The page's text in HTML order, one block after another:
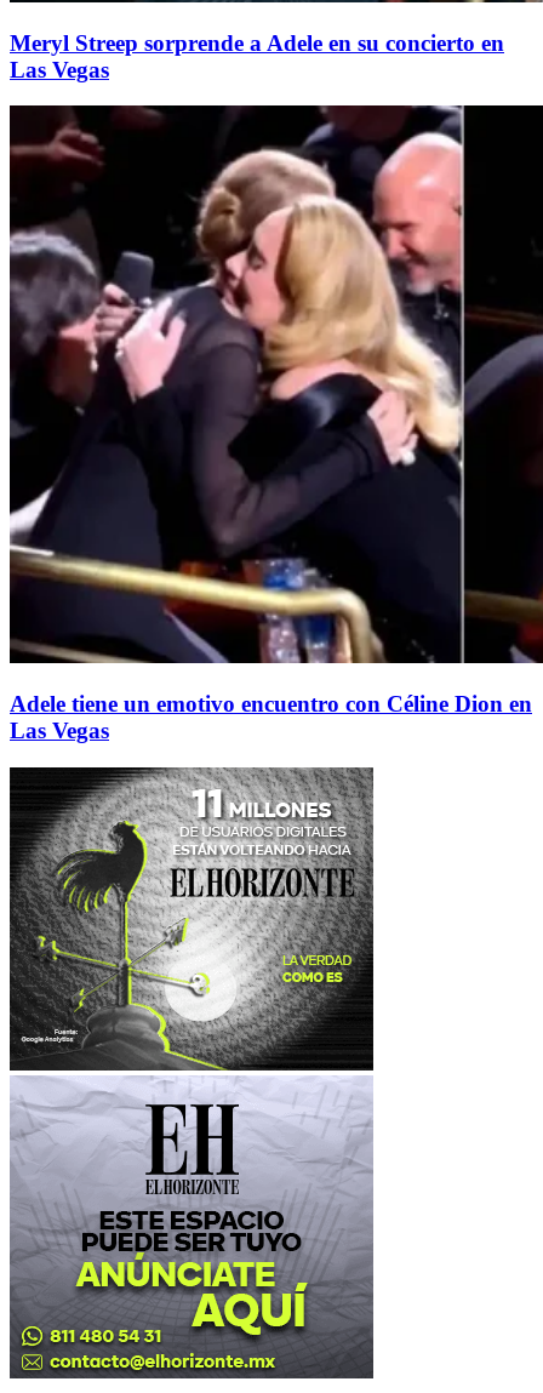
Meryl Streep sorprende a Adele en su concierto en
Las Vegas
Adele tiene un emotivo encuentro con Céline Dion en
Las Vegas